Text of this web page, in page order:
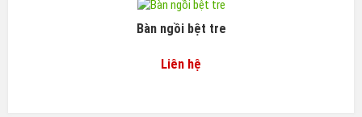
Bàn ngồi bệt tre
Liên hệ